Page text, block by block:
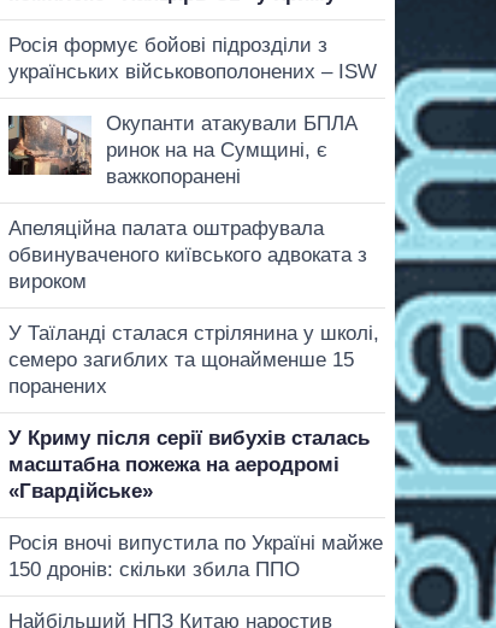
Росія формує бойові підрозділи з
українських військовополонених – ISW
Окупанти атакували БПЛА
ринок на на Сумщині, є
важкопоранені
Апеляційна палата оштрафувала
обвинуваченого київського адвоката з
вироком
У Таїланді сталася стрілянина у школі,
семеро загиблих та щонайменше 15
поранених
У Криму після серії вибухів сталась
масштабна пожежа на аеродромі
«Гвардійське»
Росія вночі випустила по Україні майже
150 дронів: скільки збила ППО
Найбільший НПЗ Китаю наростив